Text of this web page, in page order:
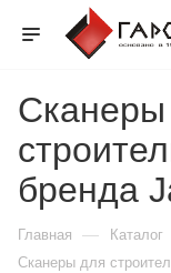
бренда
Главная — Каталог
Сканеры для